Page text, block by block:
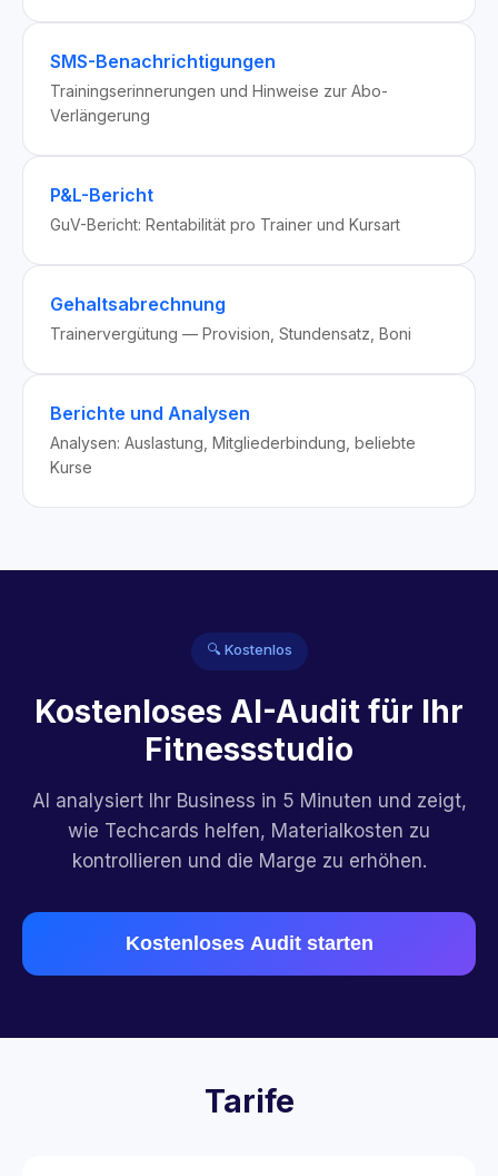
SMS-Benachrichtigungen
Trainingserinnerungen und Hinweise zur Abo-
Verlängerung
P&L-Bericht
GuV-Bericht: Rentabilität pro Trainer und Kursart
Gehaltsabrechnung
Trainervergütung — Provision, Stundensatz, Boni
Berichte und Analysen
Analysen: Auslastung, Mitgliederbindung, beliebte
Kurse
🔍 Kostenlos
Kostenloses AI-Audit für Ihr
Fitnessstudio
AI analysiert Ihr Business in 5 Minuten und zeigt,
wie Techcards helfen, Materialkosten zu
kontrollieren und die Marge zu erhöhen.
Kostenloses Audit starten
Tarife